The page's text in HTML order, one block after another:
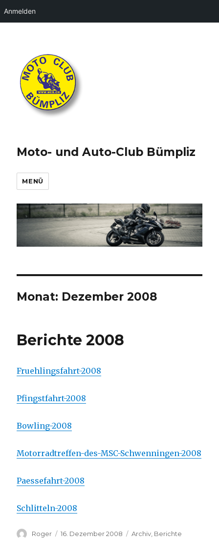
Anmelden
Moto- und Auto-Club Bümpliz
MENÜ
Monat: Dezember 2008
Berichte 2008
Fruehlingsfahrt-2008
Pfingstfahrt-2008
Bowling-2008
Motorradtreffen-des-MSC-Schwenningen-2008
Paessefahrt-2008
Schlitteln-2008
Autor
Roger
Veröffentlicht
16. Dezember 2008 Kategorien
Archiv, Berichte